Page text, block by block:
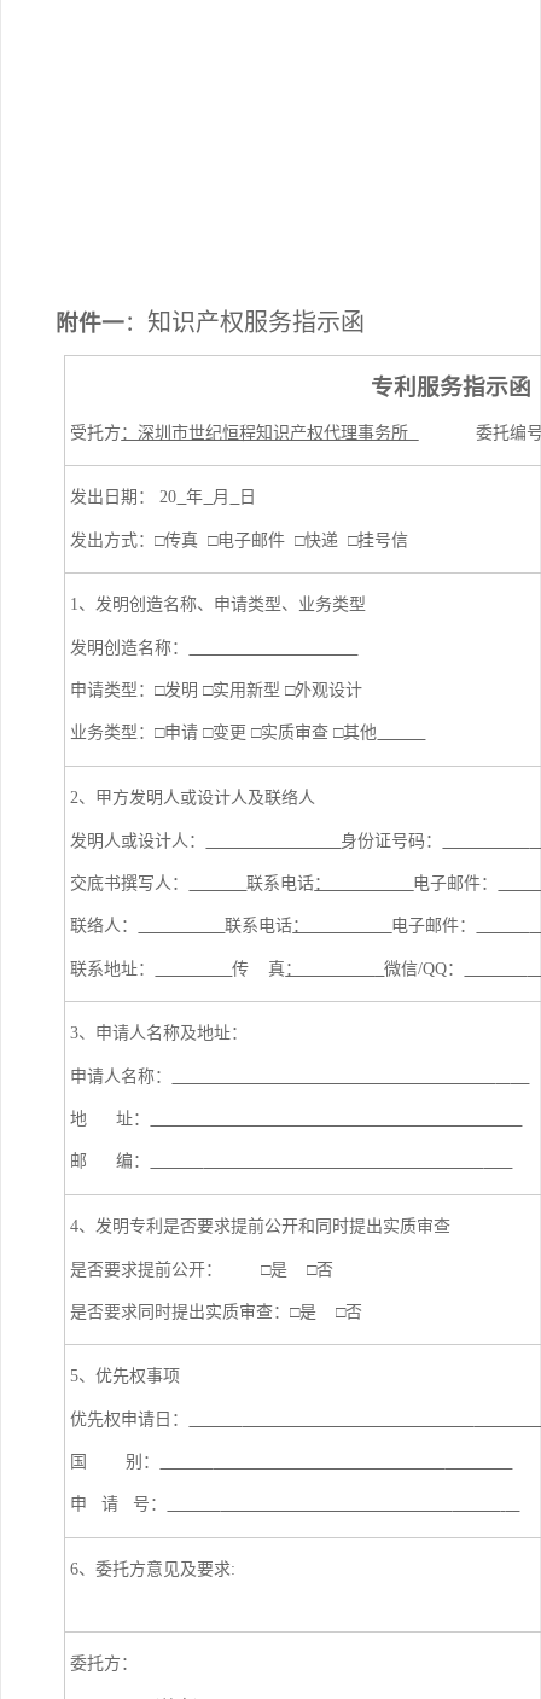
附件一： 知识产权服务指示函
专利 服务指示函
受托方 ：深圳市世纪恒程知识产权代理事务所 委托编号
发出日期： 20 年 月 日
发出方式：□传真 □电子邮件 □快递 □挂号信
1、发明创造名称、申请类型、业务类型
发明创造名称：
申请类型：□发明 □实用新型 □外观设计
业务类型：□申请 □变更 □实质审查 □其他
2、甲方发明人或设计人及联络人
发明人或设计人： 身份证号码：
交底书撰写人： 联系电话： 电子邮件：
联络人： 联系电话： 电子邮件：
联系地址： 传 真： 微信/QQ：
3、申请人名称及地址：
申请人名称：
地 址：
邮 编：
4、发明专利是否要求提前公开和同时提出实质审查
是否要求提前公开： □是 □否
是否要求同时提出实质审查：□是 □否
5、优先权事项
优先权申请日：
国 别：
申 请 号：
6、委托方意见及要求:
委托方：